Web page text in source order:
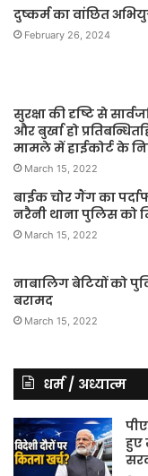
दुष्कर्म का वांछित
February 26, 2024
सुरक्षा की दृष्टि से
और बुर्खा हो
मामले में हाईकोर्ट के
March 15, 2022
बाईक चोर गैंग का
नरैनी थाना पुलिस को
March 15, 2022
नाबालिग बेटियों को
बरामद
March 15, 2022
धर्म / अध्यात्म
हुए